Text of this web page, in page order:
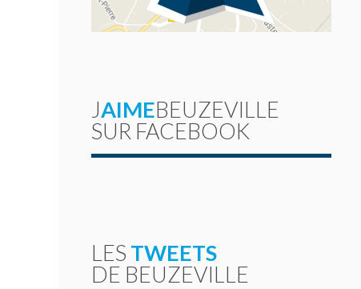
JAIMEBEUZEVILLE
SUR FACEBOOK
LES TWEETS
DE BEUZEVILLE